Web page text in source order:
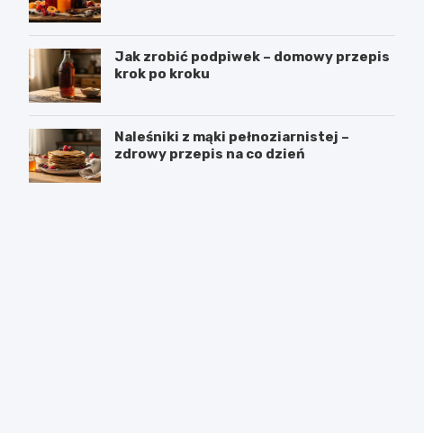
Jak zrobić podpiwek – domowy przepis
krok po kroku
Naleśniki z mąki pełnoziarnistej –
zdrowy przepis na co dzień